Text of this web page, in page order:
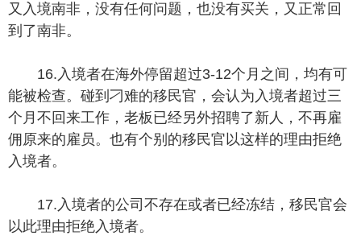
又入境南非，没有任何问题，也没有买关，又正常回
到了南非。
16.入境者在海外停留超过3-12个月之间，均有可
能被检查。碰到刁难的移民官，会认为入境者超过三
个月不回来工作，老板已经另外招聘了新人，不再雇
佣原来的雇员。也有个别的移民官以这样的理由拒绝
入境者。
17.入境者的公司不存在或者已经冻结，移民官会
以此理由拒绝入境者。